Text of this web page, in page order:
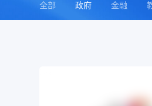
全部 政府 金融